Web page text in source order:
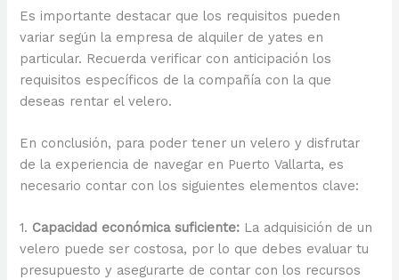
Es importante destacar que los requisitos pueden
variar según la empresa de alquiler de yates en
particular. Recuerda verificar con anticipación los
requisitos específicos de la compañía con la que
deseas rentar el velero.
En conclusión, para poder tener un velero y disfrutar
de la experiencia de navegar en Puerto Vallarta, es
necesario contar con los siguientes elementos clave:
1. Capacidad económica suficiente: La adquisición de un
velero puede ser costosa, por lo que debes evaluar tu
presupuesto y asegurarte de contar con los recursos